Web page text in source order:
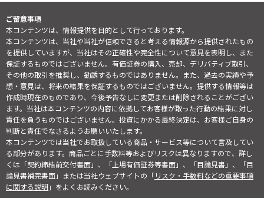
ご留意事項
本コンテンツは、情報提供を目的として行っております。
本コンテンツは、当社や当社が信頼できると考える情報源から提供されたもの
を提供していますが、当社はその正確性や完全性について意見を表明し、また
保証するものではございません。有価証券の購入、売却、デリバティブ取引、
その他の取引を推奨し、勧誘するものではありません。また、過去の実績や予
想・意見は、将来の結果を保証するものではございません。提供する情報等は
作成時現在のものであり、今後予告なしに変更または削除されることがござい
ます。当社は本コンテンツの内容に依拠してお客様が取った行動の結果に対し
責任を負うものではございません。投資にかかる最終決定は、お客様ご自身の
判断と責任でなさるようお願いいたします。
本コンテンツでは当社でお取扱している商品・サービス等について言及してい
る部分があります。商品ごとに手数料等およびリスクは異なりますので、詳し
くは「契約締結前交付書面」、「上場有価証券等書面」、「目論見書」、「目
論見書補完書面」または当社ウェブサイトの「リスク・手数料などの重要事項
に関する説明」をよくお読みください。